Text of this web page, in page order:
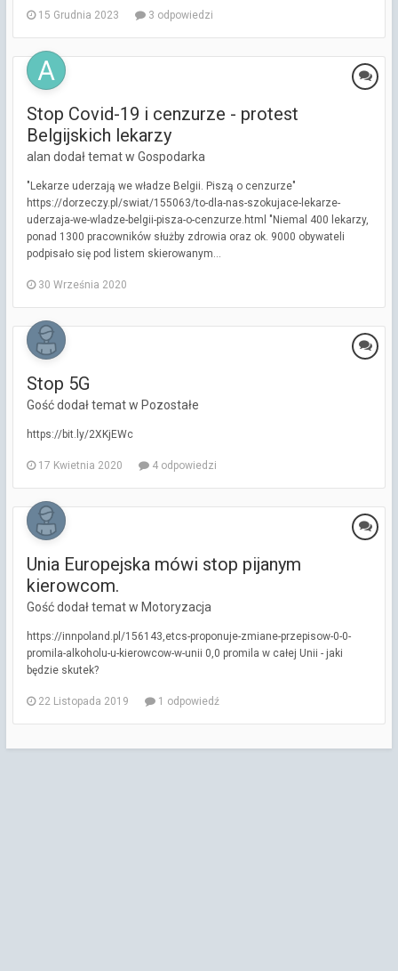
15 Grudnia 2023 3 odpowiedzi
Stop Covid-19 i cenzurze - protest
Belgijskich lekarzy
alan dodał temat w Gospodarka
"Lekarze uderzają we władze Belgii. Piszą o cenzurze"
https://dorzeczy.pl/swiat/155063/to-dla-nas-szokujace-lekarze-
uderzaja-we-wladze-belgii-pisza-o-cenzurze.html "Niemal 400 lekarzy,
ponad 1300 pracowników służby zdrowia oraz ok. 9000 obywateli
podpisało się pod listem skierowanym...
30 Września 2020
Stop 5G
Gość dodał temat w Pozostałe
https://bit.ly/2XKjEWc
17 Kwietnia 2020 4 odpowiedzi
Unia Europejska mówi stop pijanym
kierowcom.
Gość dodał temat w Motoryzacja
https://innpoland.pl/156143,etcs-proponuje-zmiane-przepisow-0-0-
promila-alkoholu-u-kierowcow-w-unii 0,0 promila w całej Unii - jaki
będzie skutek?
22 Listopada 2019 1 odpowiedź